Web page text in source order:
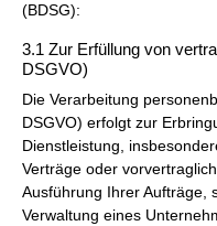
(BDSG):
3.1 Zur Erfüllung von
DSGVO)
Die Verarbeitung
DSGVO) erfolgt zur
Dienstleistung,
Verträge oder
Ausführung Ihrer Aufträge,
Verwaltung eines